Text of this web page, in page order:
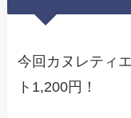
今回カヌレティ
ト1,200円！